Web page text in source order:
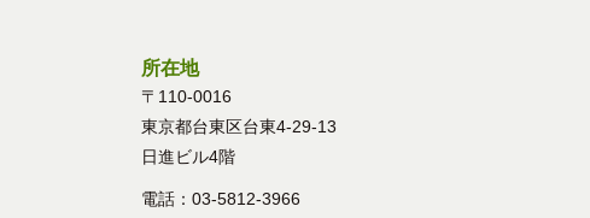
所在地
〒110-0016
東京都台東区台東4-29-13
日進ビル4階
電話：03-5812-3966